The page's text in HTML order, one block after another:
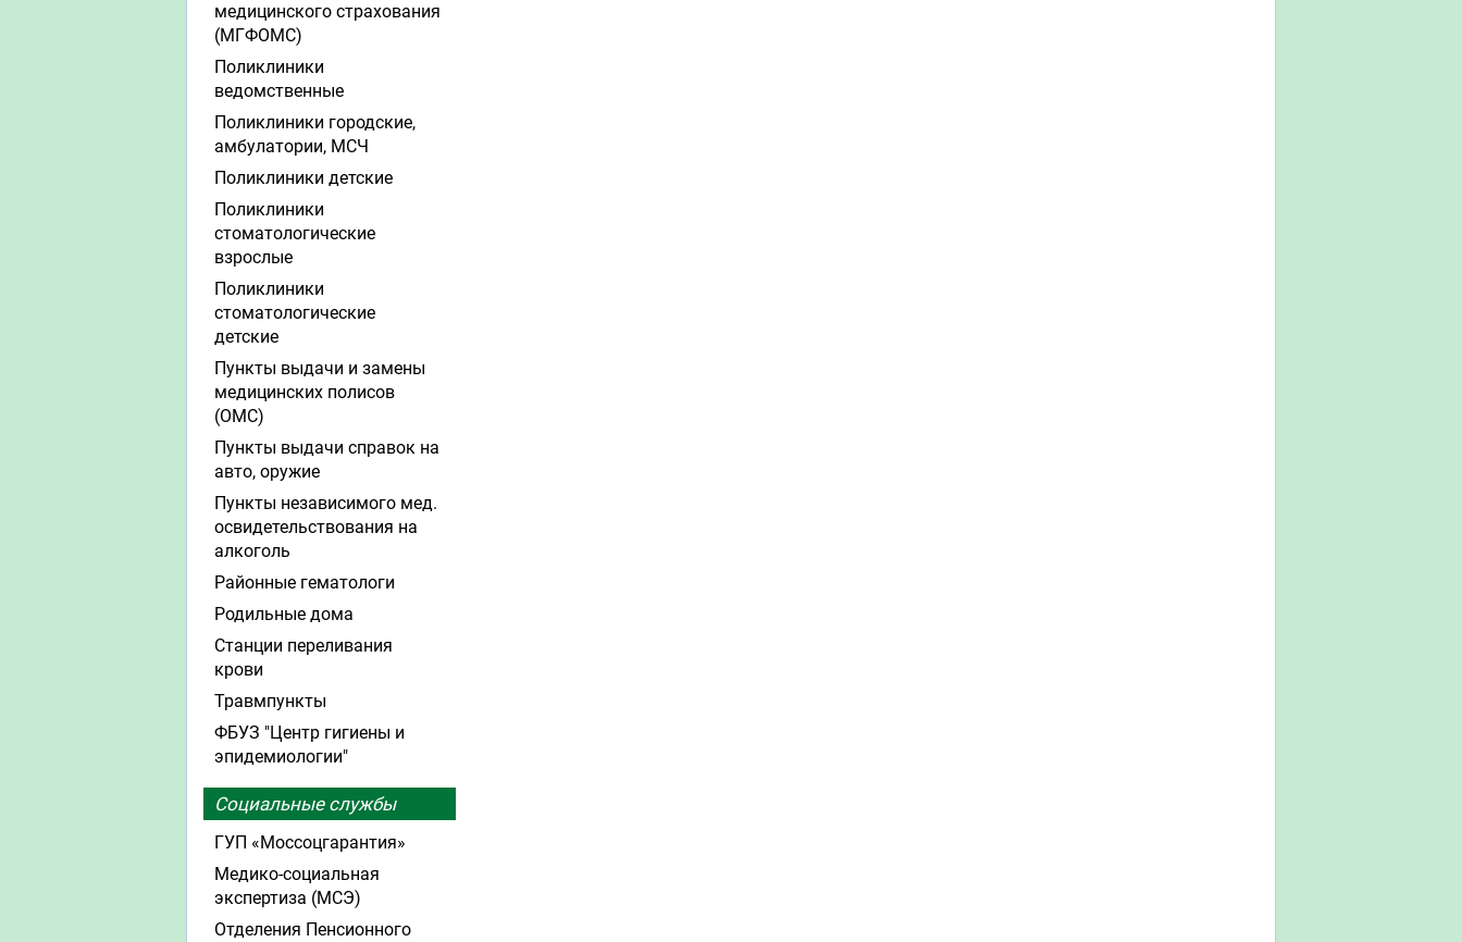
медицинского страхования
(МГФОМС)
Поликлиники
ведомственные
Поликлиники городские,
амбулатории, МСЧ
Поликлиники детские
Поликлиники
стоматологические
взрослые
Поликлиники
стоматологические
детские
Пункты выдачи и замены
медицинских полисов
(ОМС)
Пункты выдачи справок на
авто, оружие
Пункты независимого мед.
освидетельствования на
алкоголь
Районные гематологи
Родильные дома
Станции переливания
крови
Травмпункты
ФБУЗ "Центр гигиены и
эпидемиологии"
Социальные службы
ГУП «Моссоцгарантия»
Медико-социальная
экспертиза (МСЭ)
Отделения Пенсионного